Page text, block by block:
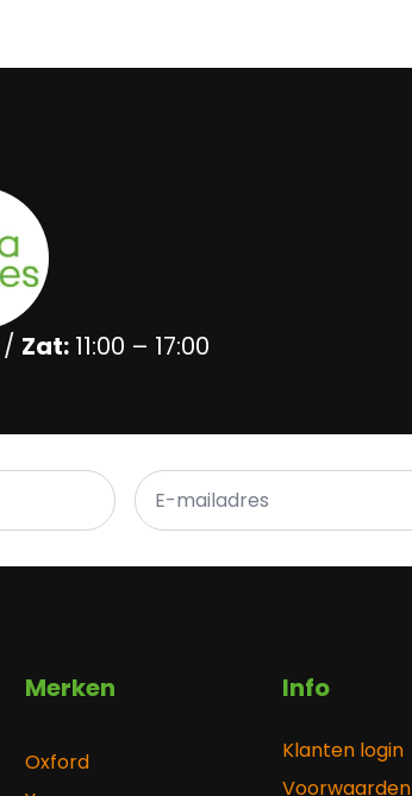
/ Zat:11:00 – 17:00
E-
mailadres
*
Merken
Oxford
Info
Klanten login
Voorwaarden